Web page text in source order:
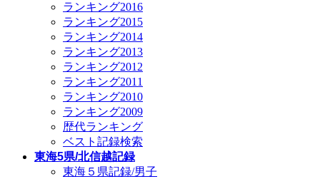
ランキング2016
ランキング2015
ランキング2014
ランキング2013
ランキング2012
ランキング2011
ランキング2010
ランキング2009
歴代ランキング
ベスト記録検索
東海5県/北信越記録
東海５県記録/男子